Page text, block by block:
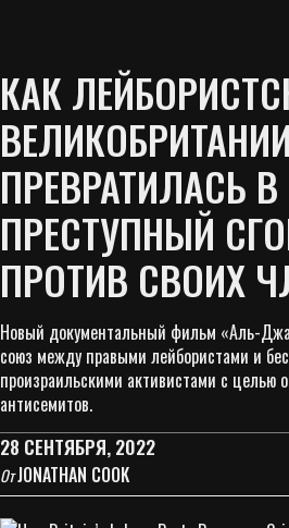
КАК
ВЕЛИКОБРИТАНИИ
ПРЕВРАТИЛАСЬ В
ПРЕСТУПНЫЙ
ПРОТИВ СВОИХ
Новый документальный фильм «Аль-
союз между правыми лейбористами и
произраильскими активистами с целью
антисемитов.
28 СЕНТЯБРЯ, 2022
ОтJONATHAN COOK